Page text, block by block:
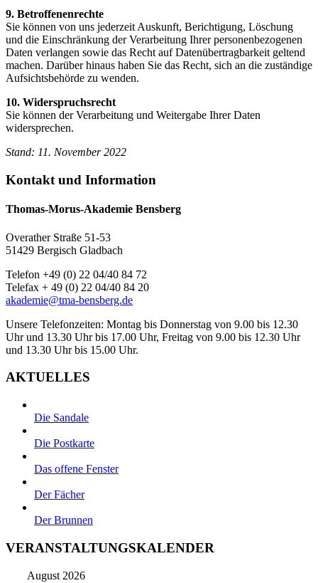
9. Betroffenenrechte
Sie können von uns jederzeit Auskunft, Berichtigung, Löschung
und die Einschränkung der Verarbeitung Ihrer personenbezogenen
Daten verlangen sowie das Recht auf Datenübertragbarkeit geltend
machen. Darüber hinaus haben Sie das Recht, sich an die zuständige
Aufsichtsbehörde zu wenden.
10. Widerspruchsrecht
Sie können der Verarbeitung und Weitergabe Ihrer Daten
widersprechen.
Stand: 11. November 2022
Kontakt und Information
Thomas-Morus-Akademie Bensberg
Overather Straße 51-53
51429 Bergisch Gladbach
Telefon +49 (0) 22 04/40 84 72
Telefax + 49 (0) 22 04/40 84 20
akademie@tma-bensberg.de
Unsere Telefonzeiten: Montag bis Donnerstag von 9.00 bis 12.30
Uhr und 13.30 Uhr bis 17.00 Uhr, Freitag von 9.00 bis 12.30 Uhr
und 13.30 Uhr bis 15.00 Uhr.
AKTUELLES
Die Sandale
Die Postkarte
Das offene Fenster
Der Fächer
Der Brunnen
VERANSTALTUNGSKALENDER
August 2026